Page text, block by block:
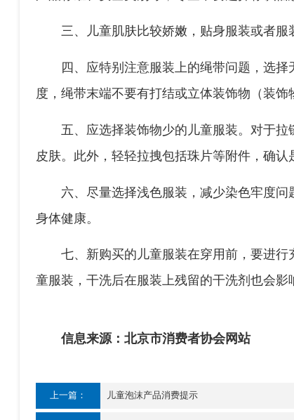
产品标准、安全类别等，尽量不要选择
度，绳带末端不要有打结或立体装饰物
五、应选择装饰物少的儿童服装。对
皮肤。此外，轻轻拉拽包括珠片等附件，
六、尽量选择浅色服装，减少染色牢
身体健康。
童服装，干洗后在服装上残留的干洗剂也
信息来源：北京市消费者协会网站